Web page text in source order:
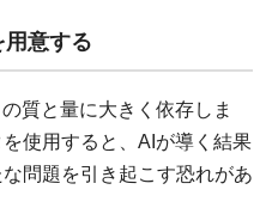
意する
質と量に大きく依存しま
使用すると、AIが導く結果
問題を引き起こす恐れがあ